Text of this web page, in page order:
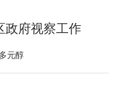
政府视察工作
元醇